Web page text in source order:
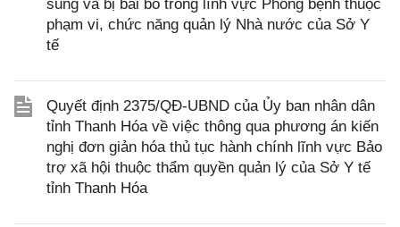
sung và bị bãi bỏ trong lĩnh vực Phòng bệnh thuộc
phạm vi, chức năng quản lý Nhà nước của Sở Y
tế
Quyết định 2375/QĐ-UBND của Ủy ban nhân dân
tỉnh Thanh Hóa về việc thông qua phương án kiến
nghị đơn giản hóa thủ tục hành chính lĩnh vực Bảo
trợ xã hội thuộc thẩm quyền quản lý của Sở Y tế
tỉnh Thanh Hóa